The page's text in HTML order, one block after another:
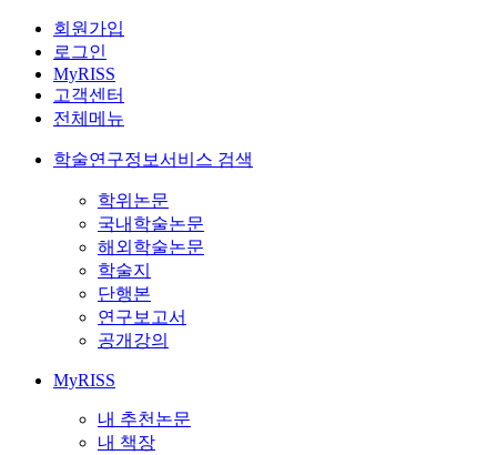
회원가입
로그인
MyRISS
고객센터
전체메뉴
학술연구정보서비스 검색
학위논문
국내학술논문
해외학술논문
학술지
단행본
연구보고서
공개강의
MyRISS
내 추천논문
내 책장